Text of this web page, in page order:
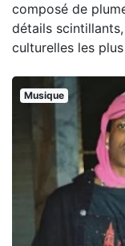
composé de
détails
culturelles les
Musique